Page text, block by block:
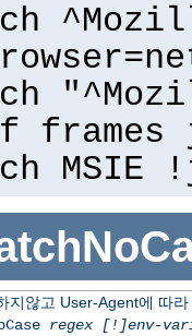
frames
지않고 User-Agent에 따
regex [!]env-